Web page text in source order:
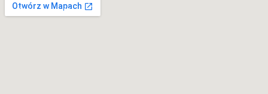
Otwórz w Mapach